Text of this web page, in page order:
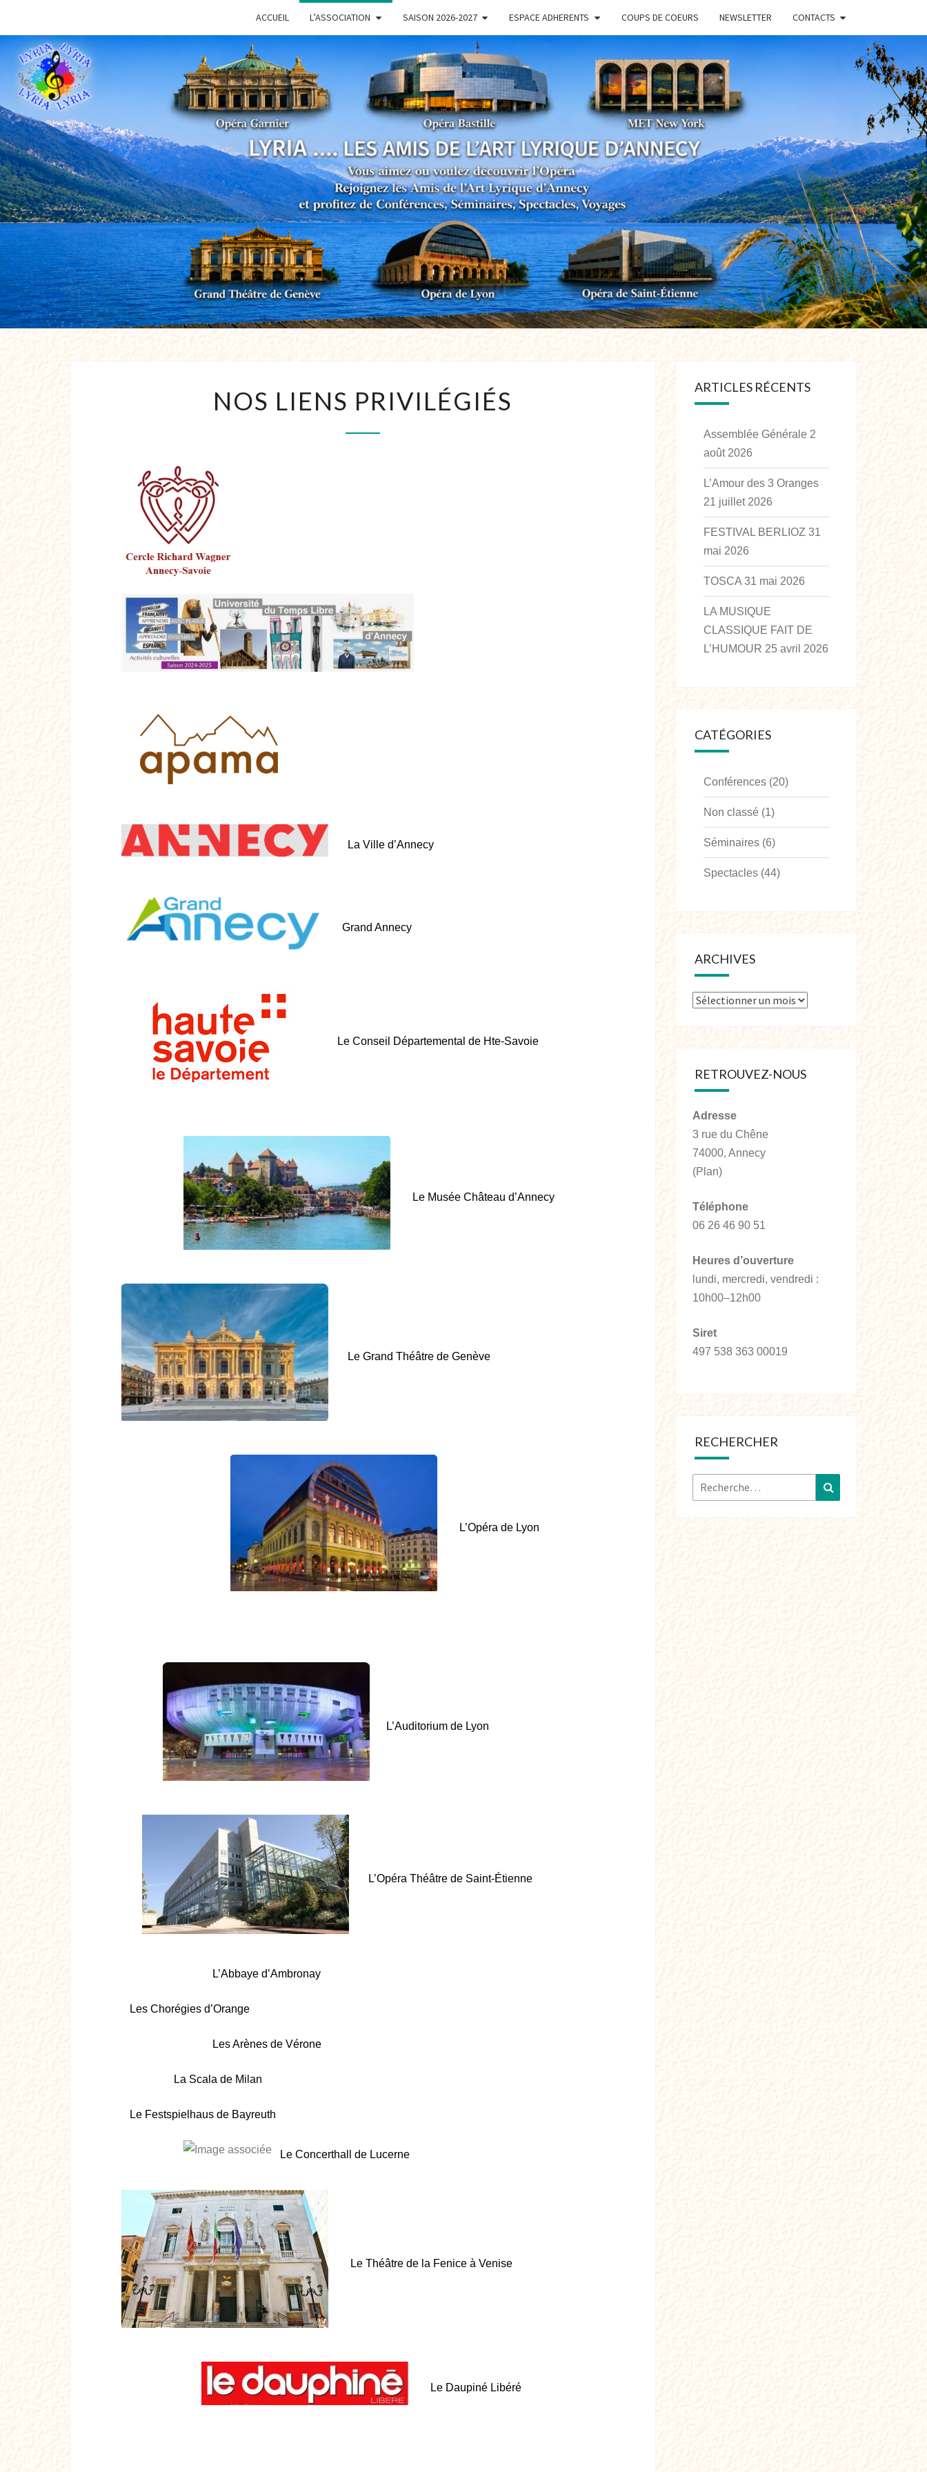
ACCUEIL L’ASSOCIATION SAISON 2026-2027 ESPACE ADHERENTS COUPS DE COEURS NEWSLETTER CONTACTS
NOS LIENS PRIVILÉGIÉS
La Ville d’Annecy
Grand Annecy
Le Conseil Départemental de Hte-Savoie
Le Musée Château d’Annecy
Le Grand Théâtre de Genève
L’Opéra de Lyon
L’Auditorium de Lyon
L’Opéra Théâtre de Saint-Étienne
L’Abbaye d’Ambronay
Les Chorégies d’Orange
Les Arènes de Vérone
La Scala de Milan
Le Festspielhaus de Bayreuth
Le Concerthall de Lucerne
Le Théâtre de la Fenice à Venise
Le Daupiné Libéré
ARTICLES RÉCENTS
Assemblée Générale 2
août 2026
L’Amour des 3 Oranges
21 juillet 2026
FESTIVAL BERLIOZ 31
mai 2026
TOSCA 31 mai 2026
LA MUSIQUE
CLASSIQUE FAIT DE
L’HUMOUR 25 avril 2026
CATÉGORIES
Conférences(20)
Non classé (1)
Séminaires(6)
Spectacles(44)
ARCHIVES
RETROUVEZ-NOUS
Adresse
3 rue du Chêne
74000, Annecy
(Plan)
Téléphone
06 26 46 90 51
Heures d’ouverture
lundi, mercredi, vendredi :
10h00–12h00
Siret
497 538 363 00019
RECHERCHER